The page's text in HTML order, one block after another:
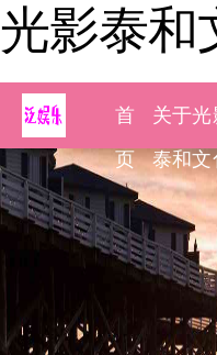
光影泰和
首
页
关于光
泰和文